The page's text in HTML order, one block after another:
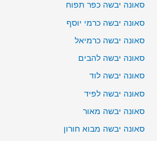
סאונה יבשה כפר תפוח
סאונה יבשה כרמי יוסף
סאונה יבשה כרמיאל
סאונה יבשה להבים
סאונה יבשה לוד
סאונה יבשה לפיד
סאונה יבשה מאור
סאונה יבשה מבוא חורון